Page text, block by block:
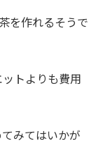
を作れるそうで
トよりも費用
みてはいかが